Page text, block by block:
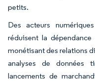
petits.
Des acteurs
réduisent la
monétisant des relations
analyses de données
lancements de